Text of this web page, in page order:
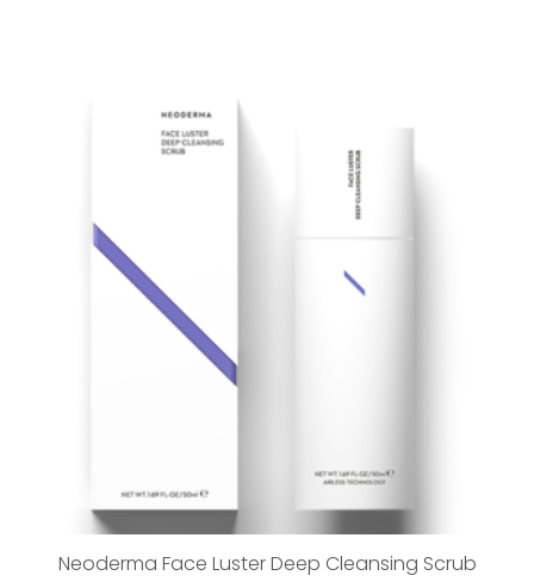
Neoderma Face Luster Deep Cleansing Scrub